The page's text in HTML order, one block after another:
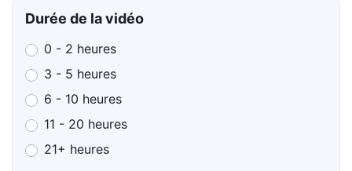
Durée de la vidéo
0 - 2 heures
3 - 5 heures
6 - 10 heures
11 - 20 heures
21+ heures